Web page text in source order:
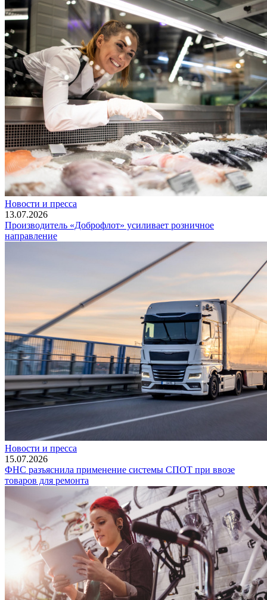
Новости и пресса
13.07.2026
Производитель «Доброфлот» усиливает розничное
направление
Новости и пресса
15.07.2026
ФНС разъяснила применение системы СПОТ при ввозе
товаров для ремонта